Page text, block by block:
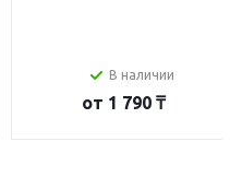
В наличии
от 1 790 ₸